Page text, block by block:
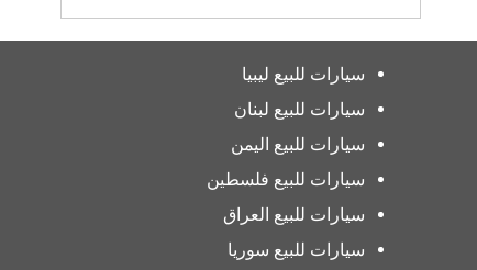
سيارات للبيع ليبيا
سيارات للبيع لبنان
سيارات للبيع اليمن
سيارات للبيع فلسطين
سيارات للبيع العراق
سيارات للبيع سوريا